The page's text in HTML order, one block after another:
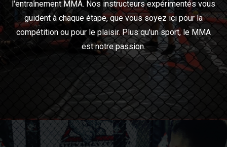
l'entraînement MMA. Nos instructeurs expérimentés vous
guident à chaque étape, que vous soyez ici pour la
compétition ou pour le plaisir. Plus qu'un sport, le MMA
est notre passion.